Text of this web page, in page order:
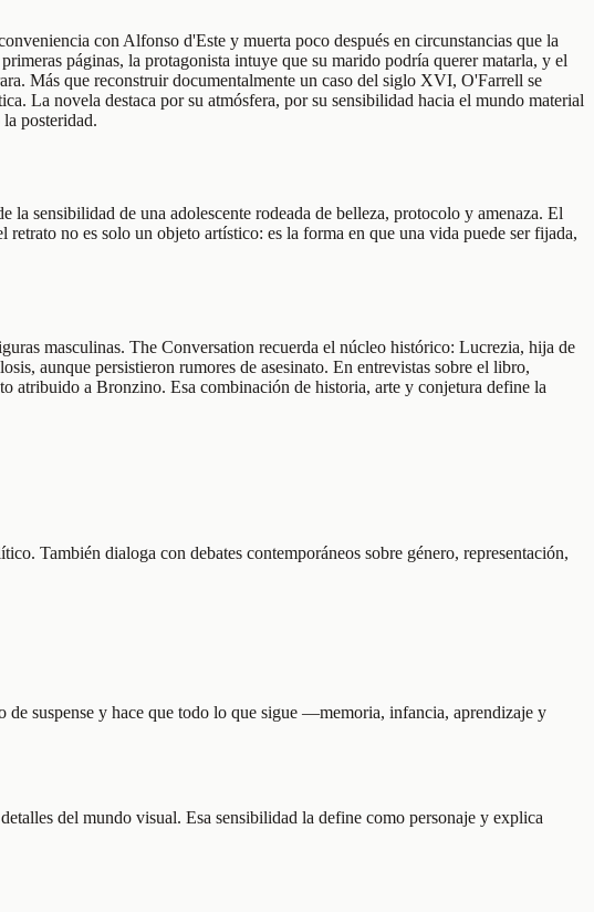
con Alfonso d'Este y muerta poco después en circunstancias que la
páginas, la protagonista intuye que su marido podría querer matarla, y el
Más que reconstruir documentalmente un caso del siglo XVI, O'Farrell se
La novela destaca por su atmósfera, por su sensibilidad hacia el mundo material
posteridad.
sensibilidad de una adolescente rodeada de belleza, protocolo y amenaza. El
no es solo un objeto artístico: es la forma en que una vida puede ser fijada,
masculinas. The Conversation recuerda el núcleo histórico: Lucrezia, hija de
aunque persistieron rumores de asesinato. En entrevistas sobre el libro,
atribuido a Bronzino. Esa combinación de historia, arte y conjetura define la
También dialoga con debates contemporáneos sobre género, representación,
suspense y hace que todo lo que sigue —memoria, infancia, aprendizaje y
del mundo visual. Esa sensibilidad la define como personaje y explica